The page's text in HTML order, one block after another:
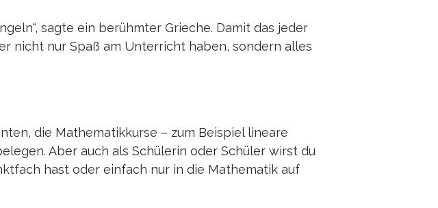
sagte ein berühmter Grieche. Damit das jeder
nicht nur Spaß am Unterricht haben, sondern alles
die Mathematikkurse – zum Beispiel lineare
Aber auch als Schülerin oder Schüler wirst du
hast oder einfach nur in die Mathematik auf